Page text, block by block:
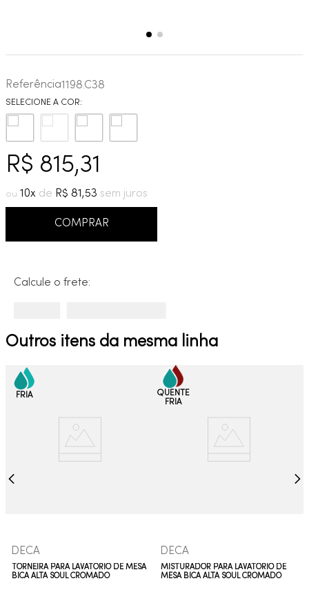
Referência1198.C38
R$ 815,31
10 R$ 81,53
COMPRAR
Calcule o frete:
Outros itens da mesma linha
DECA
TORNEIRA PARA LAVATÓRIO DE MESA
BICA ALTA SOUL CROMADO
DECA
MISTURADOR PARA LAVATÓRIO DE
MESA BICA ALTA SOUL CROMADO